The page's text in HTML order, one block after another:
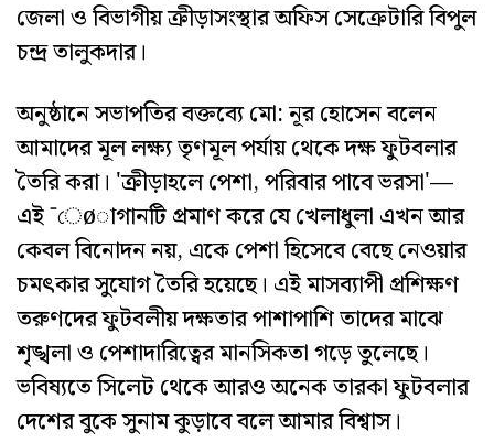
জেলা ও বিভাগীয় ক্রীড়াসংস্থার অফিস সেক্রেটারি বিপুল
চন্দ্র তালুকদার।
অনুষ্ঠানে সভাপতির বক্তব্যে মো: নূর হোসেন বলেন
আমাদের মূল লক্ষ্য তৃণমূল পর্যায় থেকে দক্ষ ফুটবলার
তৈরি করা। 'ক্রীড়াহলে পেশা, পরিবার পাবে ভরসা'—
এই ¯েøাগানটি প্রমাণ করে যে খেলাধুলা এখন আর
কেবল বিনোদন নয়, একে পেশা হিসেবে বেছে নেওয়ার
চমৎকার সুযোগ তৈরি হয়েছে। এই মাসব্যাপী প্রশিক্ষণ
তরুণদের ফুটবলীয় দক্ষতার পাশাপাশি তাদের মাঝে
শৃঙ্খলা ও পেশাদারিত্বের মানসিকতা গড়ে তুলেছে।
ভবিষ্যতে সিলেট থেকে আরও অনেক তারকা ফুটবলার
দেশের বুকে সুনাম কুড়াবে বলে আমার বিশ্বাস।